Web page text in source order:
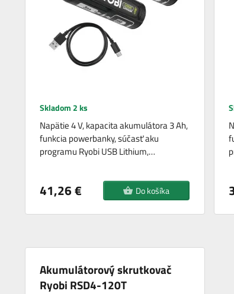
Skladom 2 ks
Napätie 4 V, kapacita akumulátora 3 Ah,
funkcia powerbanky, súčasť aku
programu Ryobi USB Lithium,…
41,26 € Do košíka
Akumulátorový skrutkovač
Ryobi RSD4-120T